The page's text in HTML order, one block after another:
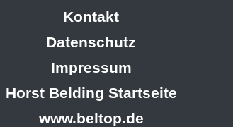
Kontakt
Datenschutz
Impressum
Horst Belding Startseite
www.beltop.de